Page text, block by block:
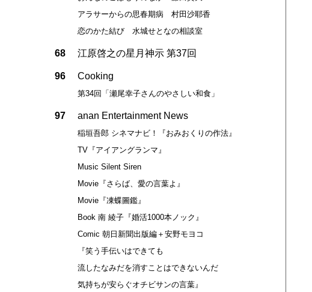
アラサーからの思春期病 村田沙耶香
恋のかた結び 水城せとなの相談室
68 江原啓之の星月神示 第37回
96 Cooking
第34回「瀬尾幸子さんのやさしい和食」
97 anan Entertainment News
稲垣吾郎 シネマナビ！『おみおくりの作法』
TV『アイアングランマ』
Music Silent Siren
Movie『さらば、愛の言葉よ』
Movie『凍蝶圖鑑』
Book 南 綾子『婚活1000本ノック』
Comic 朝日新聞出版編＋安野モヨコ
『笑う手伝いはできても
流したなみだを消すことはできないんだ
気持ちが安らぐオチビサンの言葉』